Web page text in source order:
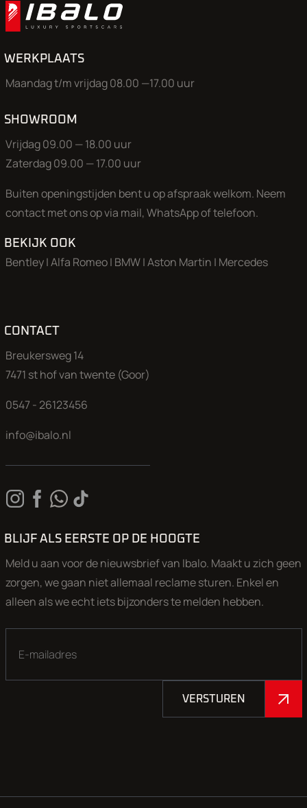
WERKPLAATS
Maandag t/m vrijdag 08.00 —17.00 uur
SHOWROOM
Vrijdag 09.00 — 18.00 uur
Zaterdag 09.00 — 17.00 uur
Buiten openingstijden bent u op afspraak welkom. Neem
contact met ons op via mail, WhatsApp of telefoon.
BEKIJK OOK
Bentley|Alfa Romeo| BMW|Aston Martin | Mercedes
CONTACT
Breukersweg 14
7471 st hof van twente (Goor)
0547 - 26123456
info@ibalo.nl
BLIJF ALS EERSTE OP DE HOOGTE
Meld u aan voor de nieuwsbrief van Ibalo. Maakt u zich geen
zorgen, we gaan niet allemaal reclame sturen. Enkel en
alleen als we echt iets bijzonders te melden hebben.
VERSTUREN